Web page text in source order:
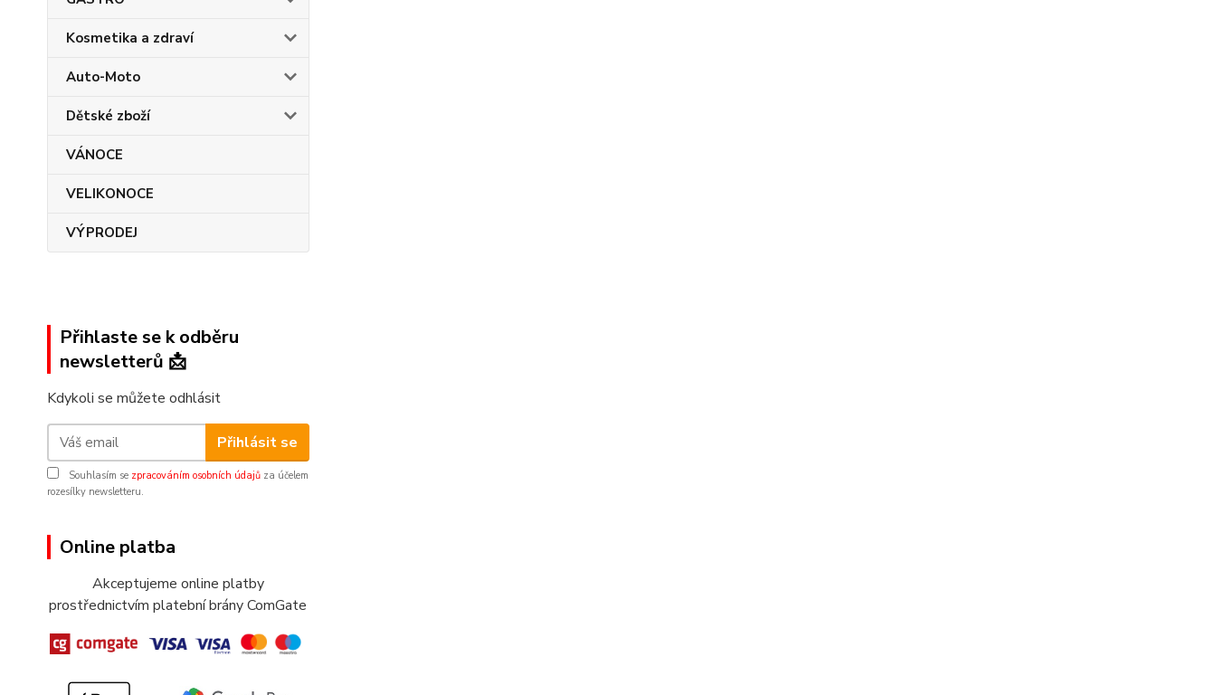
Kosmetika a zdraví
Auto-Moto
Dětské zboží
VÁNOCE
VELIKONOCE
VÝPRODEJ
Přihlaste se k odběru
newsletterů 📩
Kdykoli se můžete odhlásit
Přihlásit se
Souhlasím se zpracováním osobních údajů za účelem
rozesílky newsletteru.
Online platba
Akceptujeme online platby
prostřednictvím platební brány ComGate